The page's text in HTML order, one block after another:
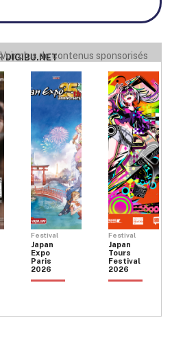
DIGIBU.NET
Voir plus de contenus sponsorisés
Festival
Japan
Expo
Paris
2026
Festival
Japan
Tours
Festival
2026